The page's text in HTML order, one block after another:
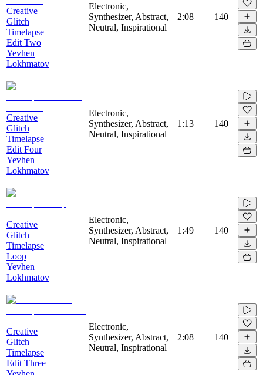
Creative
Glitch
Timelapse
Edit Two
Yevhen
Lokhmatov
Electronic,
Synthesizer, Abstract,
Neutral, Inspirational
2:08 140
Creative
Glitch
Timelapse
Edit Four
Yevhen
Lokhmatov
Electronic,
Synthesizer, Abstract,
Neutral, Inspirational
1:13 140
Creative
Glitch
Timelapse
Loop
Yevhen
Lokhmatov
Electronic,
Synthesizer, Abstract,
Neutral, Inspirational
1:49 140
Creative
Glitch
Timelapse
Edit Three
Electronic,
Synthesizer, Abstract,
Neutral, Inspirational
2:08 140